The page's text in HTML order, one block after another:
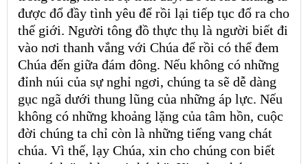
được đổ đầy tình yêu để rồi lại tiếp tục đổ ra cho
thế giới. Người tông đồ thực thụ là người biết đi
vào nơi thanh vắng với Chúa để rồi có thể đem
Chúa đến giữa đám đông. Nếu không có những
đỉnh núi của sự nghỉ ngơi, chúng ta sẽ dễ dàng
gục ngã dưới thung lũng của những áp lực. Nếu
không có những khoảng lặng của tâm hồn, cuộc
đời chúng ta chỉ còn là những tiếng vang chát
chúa. Vì thế, lạy Chúa, xin cho chúng con biết